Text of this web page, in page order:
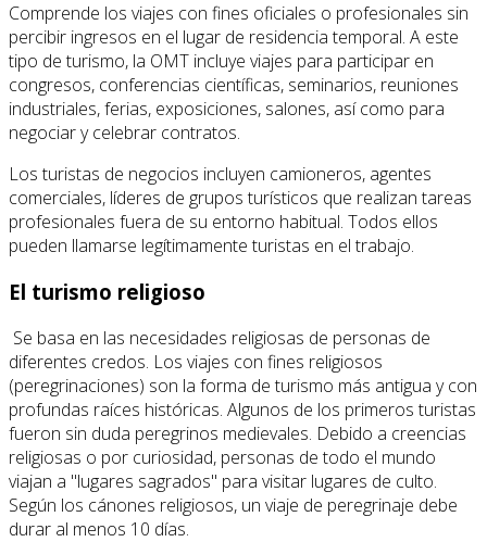
Comprende los viajes con fines oficiales o profesionales sin
percibir ingresos en el lugar de residencia temporal. A este
tipo de turismo, la OMT incluye viajes para participar en
congresos, conferencias científicas, seminarios, reuniones
industriales, ferias, exposiciones, salones, así como para
negociar y celebrar contratos.
Los turistas de negocios incluyen camioneros, agentes
comerciales, líderes de grupos turísticos que realizan tareas
profesionales fuera de su entorno habitual. Todos ellos
pueden llamarse legítimamente turistas en el trabajo.
El turismo religioso
Se basa en las necesidades religiosas de personas de
diferentes credos. Los viajes con fines religiosos
(peregrinaciones) son la forma de turismo más antigua y con
profundas raíces históricas. Algunos de los primeros turistas
fueron sin duda peregrinos medievales. Debido a creencias
religiosas o por curiosidad, personas de todo el mundo
viajan a "lugares sagrados" para visitar lugares de culto.
Según los cánones religiosos, un viaje de peregrinaje debe
durar al menos 10 días.